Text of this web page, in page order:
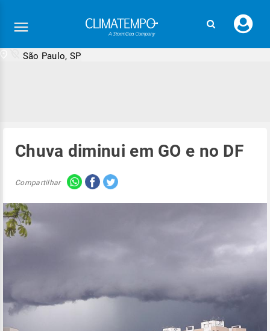
seu
São Paulo, SP
Chuva diminui em GO e no DF
Compartilhar